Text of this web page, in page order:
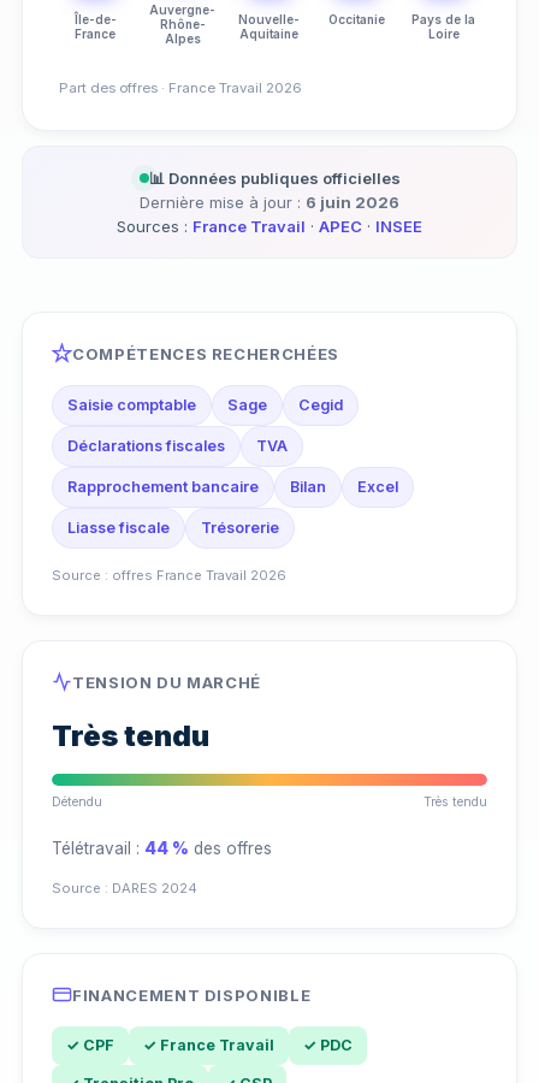
Île-de-
France
Auvergne-
Rhône-
Alpes
Nouvelle-
Aquitaine
Occitanie
Pays de la
Loire
Part des offres · France Travail 2026
📊 Données publiques officielles
Dernière mise à jour : 6 juin 2026
Sources : France Travail · APEC · INSEE
COMPÉTENCES RECHERCHÉES
Saisie comptable Sage Cegid
Déclarations fiscales TVA
Rapprochement bancaire Bilan Excel
Liasse fiscale Trésorerie
Source : offres France Travail 2026
TENSION DU MARCHÉ
Très tendu
Détendu Très tendu
Télétravail : 44 % des offres
Source : DARES 2024
FINANCEMENT DISPONIBLE
✓ CPF ✓ France Travail ✓ PDC